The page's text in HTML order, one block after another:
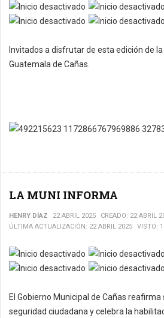
Invitados a disfrutar de esta edición de
Guatemala de Cañas.
LA MUNI INFORMA
HENRY DÍAZ 22 ABRIL 2025
CREADO: 22 ABRIL
ÚLTIMA ACTUALIZACIÓN: 22 ABRIL 2025
VISTO:
El Gobierno Municipal de Cañas
seguridad ciudadana y celebra la